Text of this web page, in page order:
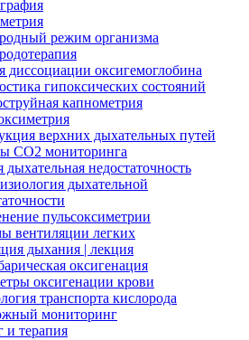
режим организма
диссоциации оксигемоглобина
гипоксических состояний
капнометрия
верхних дыхательных путей
СО2 мониторинга
дыхательная недостаточность
дыхательной
пульсоксиметрии
вентиляции легких
дыхания | лекция
оксигенация
оксигенации крови
транспорта кислорода
мониторинг
терапия